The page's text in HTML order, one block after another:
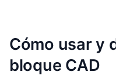
Cómo usar y
bloque CAD